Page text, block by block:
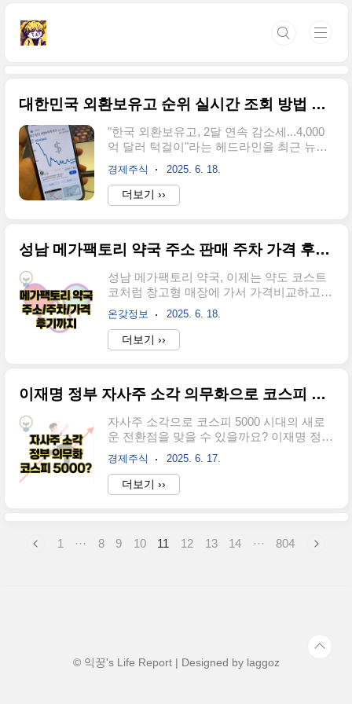
대한민국 외환보유고 순위 실시간 조회 방법 2가지 통화스왑
"한국 외환보유고, 2달 연속 감소세...4,000
억 달러 턱걸이"라는 헤드라인을 최근 뉴스
에서 한 번쯤은 보셨을 거 같은데요. 2025년
4월 말 기준으로 우리나라 외환보유고가
4,046억 달러로 전월 대비 49.9억 달러 감소
하면서 경제 전문가들 사이에서 관심이 높
언급되는데요. 이게 뭐고, 왜 전문가나 투자
1997년 12월에 우리나라 외환보유고는 단
39억 달러까지 떨어졌었죠. 이 충격적 숫자
는 IMF 외환위기 당시 대한민국이 얼마나
위험한 상황에 처했었는지를 알려주는데요.
우리나라는 4,000억 달러가 넘는 외환보유
경제주식 2025. 6. 18.
더보기 ››
성남 메가팩토리 약국 주소 판매 주차 가격 후기 | 법적 문제는 없을까?
성남 메가팩토리 약국, 이제는 약도 코스트
코처럼 창고형 매장에 가서 가격비교하고
살 수 있다고 하네요. 2025년 6월 한국 약업
계에서 지각변동이 일어났는데요. 경기도
성남에 국내 최초의 창고형 약국 '메가팩토
리'가 문을 열면서 약사들과 소비자들 사이
객이 카트를 끌고 약을 직접 골라담을 수 있
런 혁신적 시도가 모든 이들에게 환영받는
건 아니에요. 약사들은 의약품의 오남용 위
험성과 함께 전문성이 희석된다며 강력하게
반발을 하고 있구요. 경기약사회는 전담TF
를 구성하면서 대응하고 있다고 하는데요.
온갖정보 2025. 6. 18.
더보기 ››
이재명 정부 자사주 소각 의무화으로 코스피 5000 갈 수 있을까?
자사주 소각으로 코스피 5000 시대의 새로
운 전환점을 맞을 수 있을까요? 이재명 정부
출범 이후에 한국 증시는 그야말로 뜨거운
감자가 되었는데요. "코스피 5000 달성"이라
는 야심찬 목표와 함께 자사주 소각 의무화
라는 파격적 공약이 등장하면서 주식시장은
을 이어가고 있으며 신영증권의 경우 자사
를 영구적으로 없애는 행위를 말해요. 이 과
정을 통해서 시장 전체에 유통되는 주식 수
경제주식 2025. 6. 17.
더보기 ››
1 ··· 8 9 10 11 12 13 14 ··· 804
© 익꿍's Life Report | Designed by laggoz